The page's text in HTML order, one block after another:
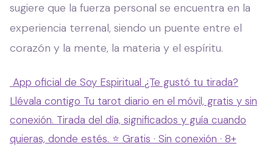
sugiere que la fuerza personal se encuentra en la
experiencia terrenal, siendo un puente entre el
corazón y la mente, la materia y el espíritu.
App oficial de Soy Espiritual ¿Te gustó tu tirada?
Llévala contigo Tu tarot diario en el móvil, gratis y sin
conexión. Tirada del día, significados y guía cuando
quieras, donde estés. ⭐ Gratis · Sin conexión · 8+